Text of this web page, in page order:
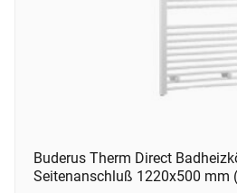
Buderus Therm Direct
Seitenanschluß 1220x500 mm